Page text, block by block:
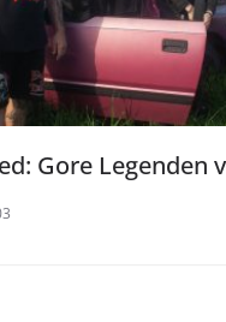
Gore Legenden